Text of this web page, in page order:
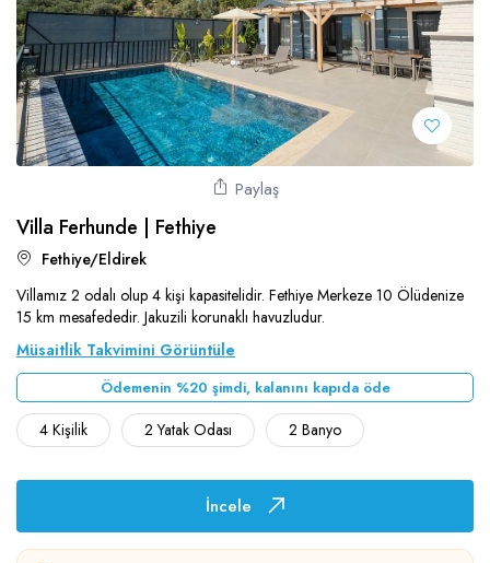
Paylaş
Villa Ferhunde | Fethiye
Fethiye/Eldirek
Villamız 2 odalı olup 4 kişi kapasitelidir. Fethiye Merkeze 10 Ölüdenize
15 km mesafededir. Jakuzili korunaklı havuzludur.
Müsaitlik Takvimini Görüntüle
Ödemenin %20 şimdi, kalanını kapıda öde
4 Kişilik 2 Yatak Odası 2 Banyo
İncele